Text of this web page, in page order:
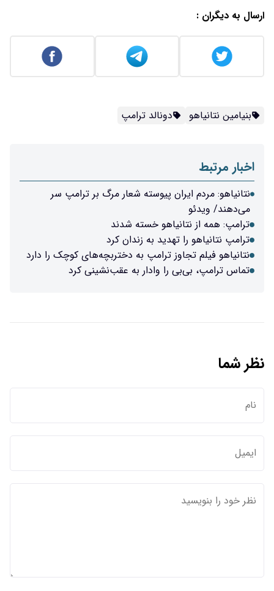
ارسال به دیگران :
بنیامین نتانیاهو دونالد ترامپ
اخبار مرتبط
نتانیاهو: مردم ایران پیوسته شعار مرگ بر ترامپ سر
می‌دهند/ ویدئو
ترامپ: همه از نتانیاهو خسته شدند
ترامپ نتانیاهو را تهدید به زندان کرد
نتانیاهو فیلم تجاوز ترامپ به دختربچه‌های کوچک را دارد
تماس ترامپ، بی‌بی را وادار به عقب‌نشینی کرد
نظر شما